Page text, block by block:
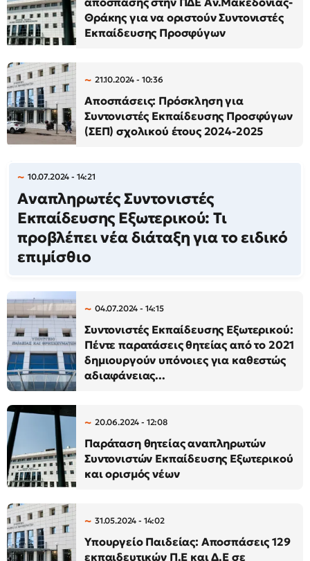
Θράκης για να οριστούν Συντονιστές
Εκπαίδευσης Προσφύγων
21.10.2024 - 10:36
Αποσπάσεις: Πρόσκληση για
Συντονιστές Εκπαίδευσης Προσφύγων
(ΣΕΠ) σχολικoύ έτους 2024-2025
10.07.2024 - 14:21
Αναπληρωτές Συντονιστές
Εκπαίδευσης Εξωτερικού: Τι
προβλέπει νέα διάταξη για το ειδικό
επιμίσθιο
04.07.2024 - 14:15
Συντονιστές Εκπαίδευσης Εξωτερικού:
Πέντε παρατάσεις θητείας από το 2021
δημιουργούν υπόνοιες για καθεστώς
αδιαφάνειας...
20.06.2024 - 12:08
Παράταση θητείας αναπληρωτών
Συντονιστών Εκπαίδευσης Εξωτερικού
και ορισμός νέων
31.05.2024 - 14:02
Υπουργείο Παιδείας: Αποσπάσεις 129
εκπαιδευτικών Π.Ε και Δ.Ε σε